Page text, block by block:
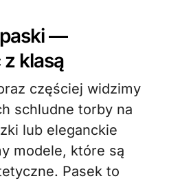
—
klasą
częściej widzimy
schludne torby na
lub eleganckie
modele, które są
Pasek to